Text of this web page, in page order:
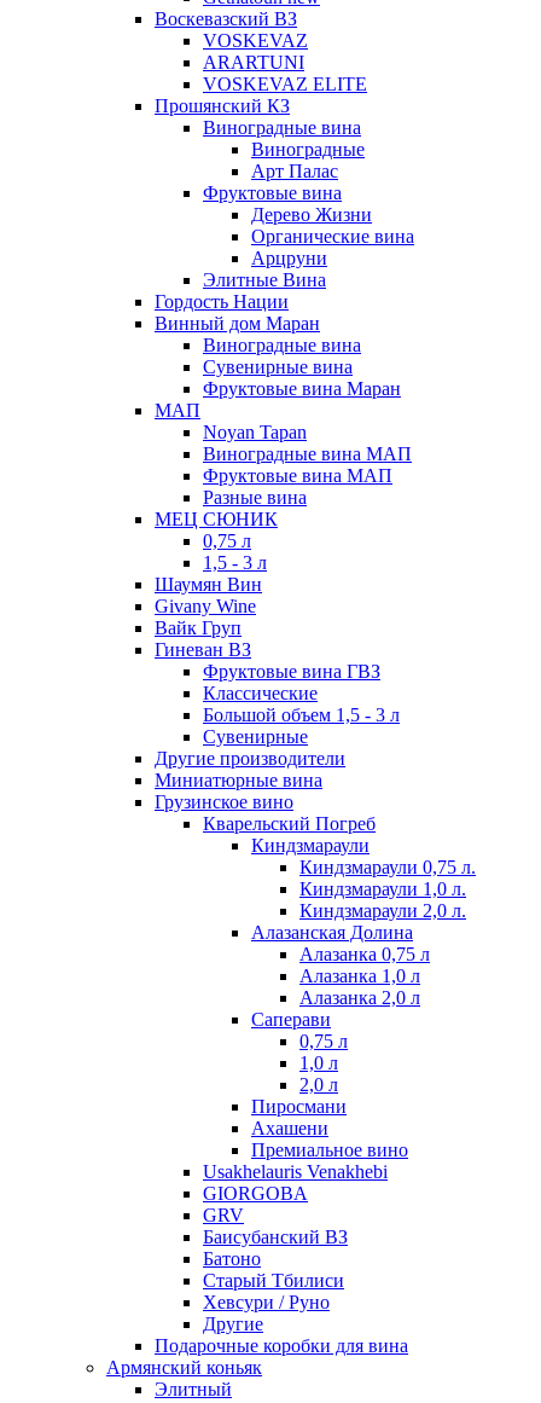
Воскевазский ВЗ
VOSKEVAZ
ARARTUNI
VOSKEVAZ ELITE
Прошянский КЗ
Виноградные вина
Виноградные
Арт Палас
Фруктовые вина
Дерево Жизни
Органические вина
Арцруни
Элитные Вина
Гордость Нации
Винный дом Маран
Виноградные вина
Сувенирные вина
Фруктовые вина Маран
МАП
Noyan Tapan
Виноградные вина МАП
Фруктовые вина МАП
Разные вина
МЕЦ СЮНИК
0,75 л
1,5 - 3 л
Шаумян Вин
Givany Wine
Вайк Груп
Гиневан ВЗ
Фруктовые вина ГВЗ
Классические
Большой объем 1,5 - 3 л
Сувенирные
Другие производители
Миниатюрные вина
Грузинское вино
Кварельский Погреб
Киндзмараули
Киндзмараули 0,75 л.
Киндзмараули 1,0 л.
Киндзмараули 2,0 л.
Алазанская Долина
Алазанка 0,75 л
Алазанка 1,0 л
Алазанка 2,0 л
Саперави
0,75 л
1,0 л
2,0 л
Пиросмани
Ахашени
Премиальное вино
Usakhelauris Venakhebi
GIORGOBA
GRV
Баисубанский ВЗ
Батоно
Старый Тбилиси
Хевсури / Руно
Другие
Подарочные коробки для вина
Армянский коньяк
Элитный